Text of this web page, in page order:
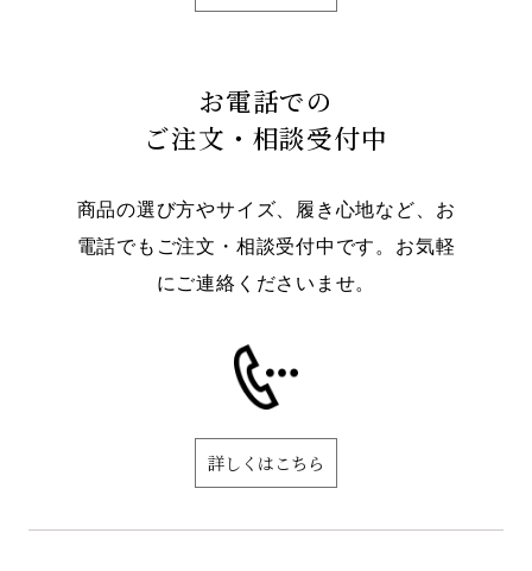
お電話での
ご注文・相談受付中
商品の選び方やサイズ、履き心地など、お
電話でもご注文・相談受付中です。お気軽
にご連絡くださいませ。
詳しくはこちら